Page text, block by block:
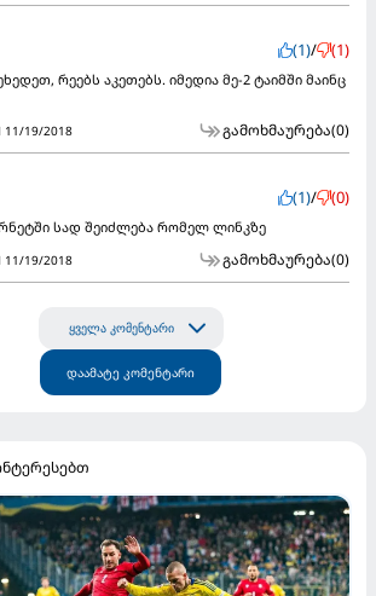
(1)/ (1)
რეებს აკეთებს. იმედია მე-2 ტაიმში მაინც
11/19/2018 გამოხმაურება(0)
(1)/ (0)
სად შეიძლება რომელ ლინკზე
11/19/2018 გამოხმაურება(0)
ყველა კომენტარი
დაამატე კომენტარი